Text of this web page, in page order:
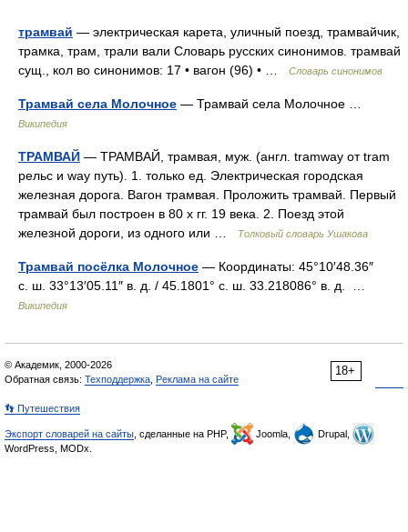
трамвай — электрическая карета, уличный поезд, трамвайчик,
трамка, трам, трали вали Словарь русских синонимов. трамвай
сущ., кол во синонимов: 17 • вагон (96) • …
Словарь синонимов
Трамвай села Молочное — Трамвай села Молочное …
Википедия
ТРАМВАЙ — ТРАМВАЙ, трамвая, муж. (англ. tramway от tram
рельс и way путь). 1. только ед. Электрическая городская
железная дорога. Вагон трамвая. Проложить трамвай. Первый
трамвай был построен в 80 х гг. 19 века. 2. Поезд этой
железной дороги, из одного или …
Толковый словарь Ушакова
Трамвай посёлка Молочное — Координаты: 45°10′48.36″
с. ш. 33°13′05.11″ в. д. / 45.1801° с. ш. 33.218086° в. д. …
Википедия
18+
© Академик, 2000-2026
Обратная связь: Техподдержка Реклама на сайте
👣 Путешествия
Экспорт словарей на сайты , сделанные на PHP, Joomla,
Drupal,
WordPress, MODx.